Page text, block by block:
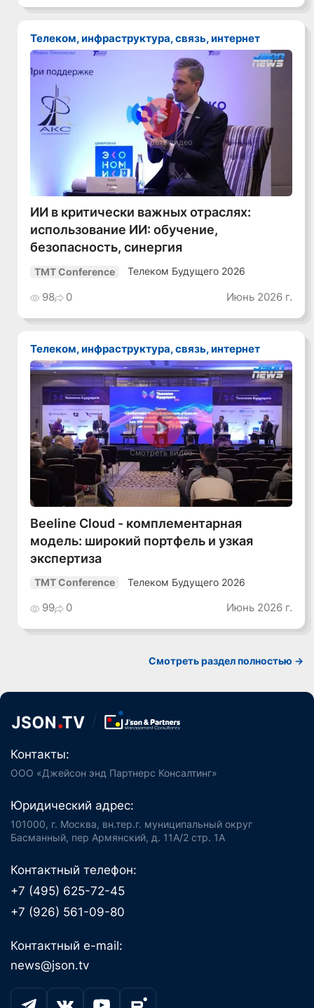
Телеком, инфраструктура, связь, интернет
Смотреть видео
ИИ в критически важных отраслях:
использование ИИ: обучение,
безопасность, синергия
TMT Conference Телеком Будущего 2026
98 0 Июнь 2026 г.
Телеком, инфраструктура, связь, интернет
Смотреть видео
Beeline Cloud - комплементарная
модель: широкий портфель и узкая
экспертиза
TMT Conference Телеком Будущего 2026
99 0 Июнь 2026 г.
Смотреть раздел полностью ->
Контакты:
ООО «Джейсон энд Партнерс Консалтинг»
Юридический адрес:
101000, г. Москва, вн.тер.г. муниципальный округ
Басманный, пер Армянский, д. 11А/2 стр. 1А
Контактный телефон:
+7 (495) 625-72-45
+7 (926) 561-09-80
Контактный e-mail:
news@json.tv